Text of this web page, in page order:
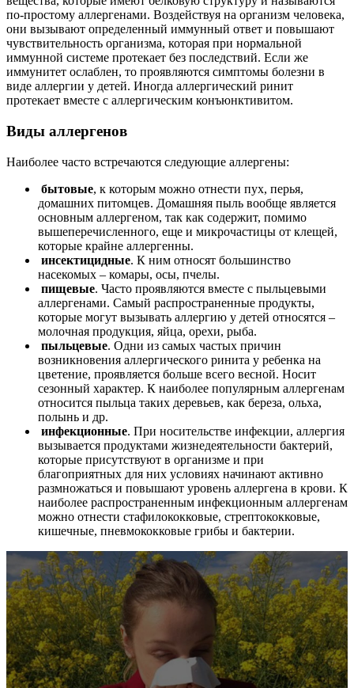
по-простому аллергенами. Воздействуя на организм человека,
они вызывают определенный иммунный ответ и повышают
чувствительность организма, которая при нормальной
иммунной системе протекает без последствий. Если же
иммунитет ослаблен, то проявляются симптомы болезни в
виде аллергии у детей. Иногда аллергический ринит
протекает вместе с аллергическим конъюнктивитом.
Виды аллергенов
Наиболее часто встречаются следующие аллергены:
бытовые, к которым можно отнести пух, перья,
домашних питомцев. Домашняя пыль вообще является
основным аллергеном, так как содержит, помимо
вышеперечисленного, еще и микрочастицы от клещей,
которые крайне аллергенны.
инсектицидные. К ним относят большинство
насекомых – комары, осы, пчелы.
пищевые. Часто проявляются вместе с пыльцевыми
аллергенами. Самый распространенные продукты,
которые могут вызывать аллергию у детей относятся –
молочная продукция, яйца, орехи, рыба.
пыльцевые. Одни из самых частых причин
возникновения аллергического ринита у ребенка на
цветение, проявляется больше всего весной. Носит
сезонный характер. К наиболее популярным аллергенам
относится пыльца таких деревьев, как береза, ольха,
полынь и др.
инфекционные. При носительстве инфекции, аллергия
вызывается продуктами жизнедеятельности бактерий,
которые присутствуют в организме и при
благоприятных для них условиях начинают активно
размножаться и повышают уровень аллергена в крови. К
наиболее распространенным инфекционным аллергенам
можно отнести стафилококковые, стрептококковые,
кишечные, пневмококковые грибы и бактерии.